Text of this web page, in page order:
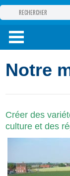
GROUPE
PRODUITS
Notre
Créer des
culture et des